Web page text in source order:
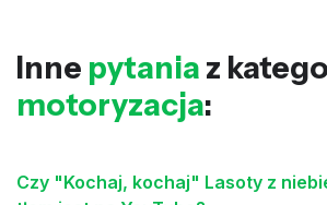
Inne pytania z
motoryzacja:
Czy "Kochaj, kochaj" Lasoty z